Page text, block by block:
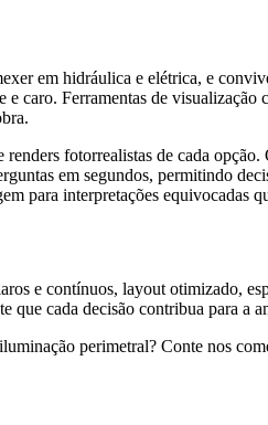
em hidráulica e elétrica, e
caro. Ferramentas de
fotorrealistas de cada
em segundos, permitindo
para interpretações equivocadas
e contínuos, layout otimizado,
cada decisão contribua para a
perimetral? Conte nos